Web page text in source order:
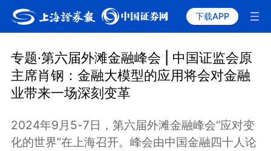
下载APP
专题·第六届外滩金融峰会 | 中国证监会原
主席肖钢：金融大模型的应用将会对金融
业带来一场深刻变革
2024年9月5-7日，第六届外滩金融峰会“应对变
化的世界”在上海召开。峰会由中国金融四十人论